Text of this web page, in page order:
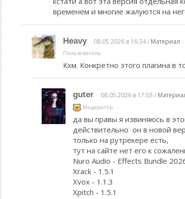
временем и многие жалуются на
Heavy 08.05.2026 в 16:34 / Материал
Пользователь
Кхм. Конкретно этого плагина в
guter 08.05.2026 в 17:03 /
Модератор
да вы правы я извиняюсь в
действительно он в новой
только на рутрекере есть,
тут на сайте нет его к
Nuro Audio - Effects Bundle
Xrack - 1.5.1
Xvox - 1.1.3
Xpitch - 1.5.1